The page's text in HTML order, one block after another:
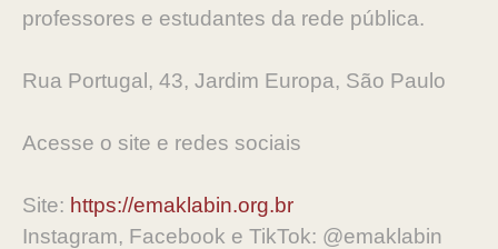
professores e estudantes da rede pública.
Rua Portugal, 43, Jardim Europa, São Paulo
Acesse o site e redes sociais
Site: https://emaklabin.org.br
Instagram, Facebook e TikTok: @emaklabin